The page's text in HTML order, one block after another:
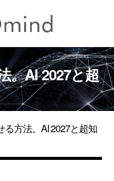
。AI 2027と超
方法。AI 2027と超知